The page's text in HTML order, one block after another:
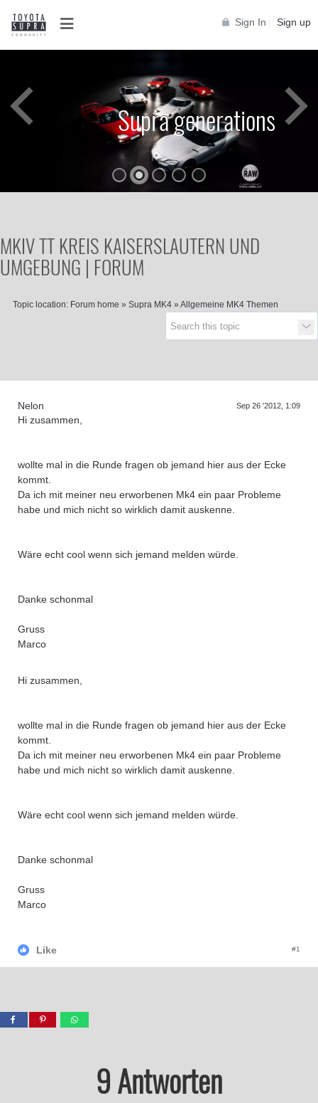
Sign In Sign up
Supra generations
Supra generations
MKIV TT KREIS KAISERSLAUTERN UND
UMGEBUNG | FORUM
Topic location: Forum home » Supra MK4 » Allgemeine MK4 Themen
Nelon Sep 26 '2012, 1:09
Hi zusammen,
wollte mal in die Runde fragen ob jemand hier aus der Ecke
kommt.
Da ich mit meiner neu erworbenen Mk4 ein paar Probleme
habe und mich nicht so wirklich damit auskenne.
Wäre echt cool wenn sich jemand melden würde.
Danke schonmal
Gruss
Marco
Hi zusammen,
wollte mal in die Runde fragen ob jemand hier aus der Ecke
kommt.
Da ich mit meiner neu erworbenen Mk4 ein paar Probleme
habe und mich nicht so wirklich damit auskenne.
Wäre echt cool wenn sich jemand melden würde.
Danke schonmal
Gruss
Marco
Like #1
9 Antworten